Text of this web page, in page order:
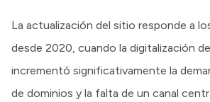
La actualización del sitio responde a
desde 2020, cuando la digitalización
incrementó significativamente la
de dominios y la falta de un canal